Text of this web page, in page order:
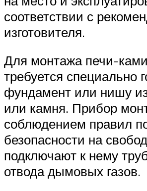
соответствии с
изготовителя.
Для монтажа печи-
требуется специально
фундамент или нишу
или камня. Прибор
соблюдением правил
безопасности на
подключают к нему
отвода дымовых газов.